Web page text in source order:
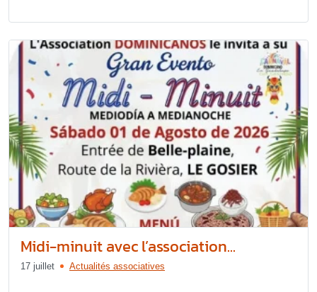
Midi-minuit avec l’association...
17 juillet Actualités associatives